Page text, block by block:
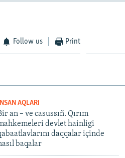
Follow us Print
İNSAN AQLARI
an – ve casussıñ. Qırım
devlet hainligi
daqqalar içinde
baqalar